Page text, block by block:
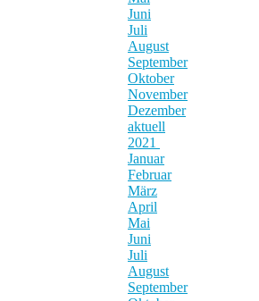
Juni
Juli
August
September
Oktober
November
Dezember
aktuell
2021
Januar
Februar
März
April
Mai
Juni
Juli
August
September